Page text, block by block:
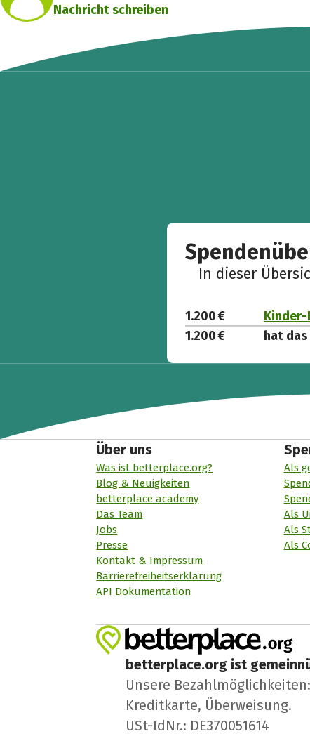
Nachricht schreiben
In dieser
1.200 €
1.200 €
hat
Über uns
Was ist betterplace.org?
Blog & Neuigkeiten
betterplace academy
Das Team
Jobs
Presse
Kontakt & Impressum
Barrierefreiheitserklärung
API Dokumentation
Als
Als
Als
Als
betterplace.org ist
Unsere
Kreditkarte, Überweisung.
USt-IdNr.: DE370051614